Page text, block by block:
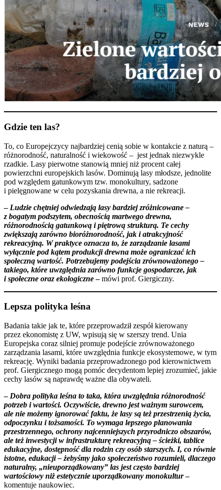
Gdzie ten las?
To, co Europejczycy najbardziej cenią sobie w kontakcie z naturą –
różnorodność, naturalność i wiekowość – jest jednak niezwykle
rzadkie. Lasy pierwotne stanowią mniej niż procent całej
powierzchni europejskich lasów. Dominują lasy młodsze, jednolite
pod względem gatunkowym tzw. monokultury, sadzone
i pielęgnowane w celu pozyskania drewna, a nie rekreacji.
– Ludzie chętniej odwiedzają lasy bardziej zróżnicowane –
z bogatym podszytem, obecnością martwego drewna,
różnorodnością gatunkową i piętrową strukturą. Te cechy
zwiększają zarówno bioróżnorodność, jak i atrakcyjność
rekreacyjną. W praktyce oznacza to, że zarządzanie lasami
wyłącznie pod kątem produkcji drewna może ograniczać ich
społeczną wartość. Potrzebujemy podejścia zrównoważonego –
takiego, które uwzględnia zarówno funkcje gospodarcze, jak
i społeczne oraz ekologiczne–mówi prof. Giergiczny.
Lepsza polityka leśna
Badania takie jak te, które przeprowadził zespół kierowany
przez ekonomistę z UW, wpisują się w szerszy trend. Unia
Europejska coraz silniej promuje podejście zrównoważonego
zarządzania lasami, które uwzględnia funkcje ekosystemowe, w tym
rekreację. Wyniki badania przeprowadzonego pod kierownictwem
prof. Giergicznego mogą pomóc decydentom lepiej zrozumieć, jakie
cechy lasów są naprawdę ważne dla obywateli.
– Dobra polityka leśna to taka, która uwzględnia różnorodność
potrzeb i wartości. Oczywiście, drewno jest ważnym surowcem,
ale nie możemy ignorować faktu, że lasy są też przestrzenią życia,
odpoczynku i tożsamości. To wymaga lepszego planowania
przestrzennego, ochrony najcenniejszych przyrodniczo obszarów,
ale też inwestycji w infrastrukturę rekreacyjną – ścieżki, tablice
edukacyjne, dostępność dla rodzin czy osób starszych. I, co równie
istotne, edukacji – żebyśmy jako społeczeństwo rozumieli, dlaczego
naturalny, „nieuporządkowany” las jest często bardziej
wartościowy niż estetycznie uporządkowany monokultur–
komentuje naukowiec.